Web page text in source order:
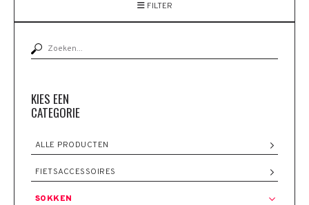
FILTER
KIES EEN
CATEGORIE
ALLE PRODUCTEN
FIETSACCESSOIRES
SOKKEN